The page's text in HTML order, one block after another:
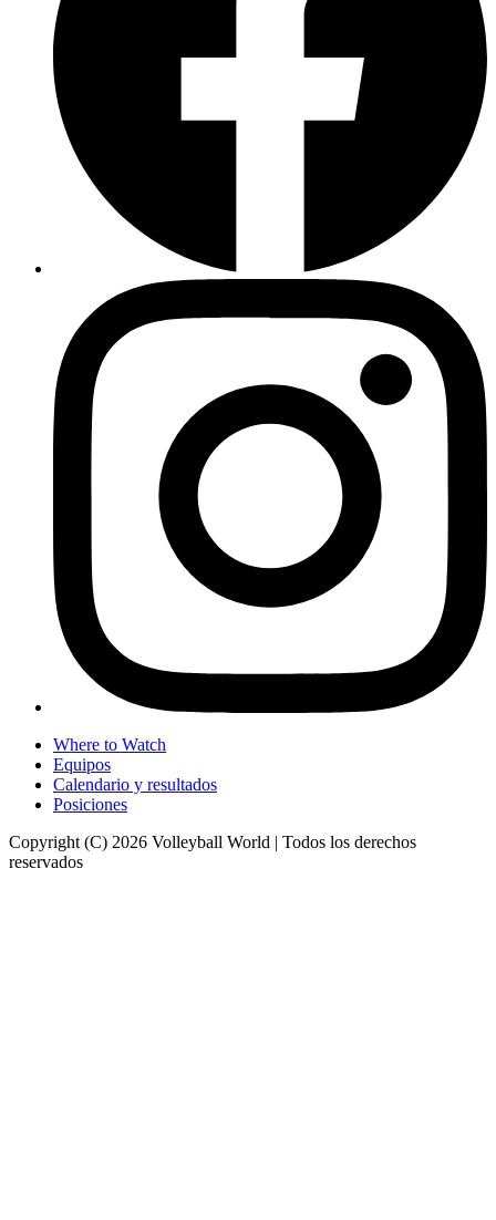
Where to Watch
Equipos
Calendario y resultados
Posiciones
Copyright (C) 2026 Volleyball World | Todos los derechos
reservados